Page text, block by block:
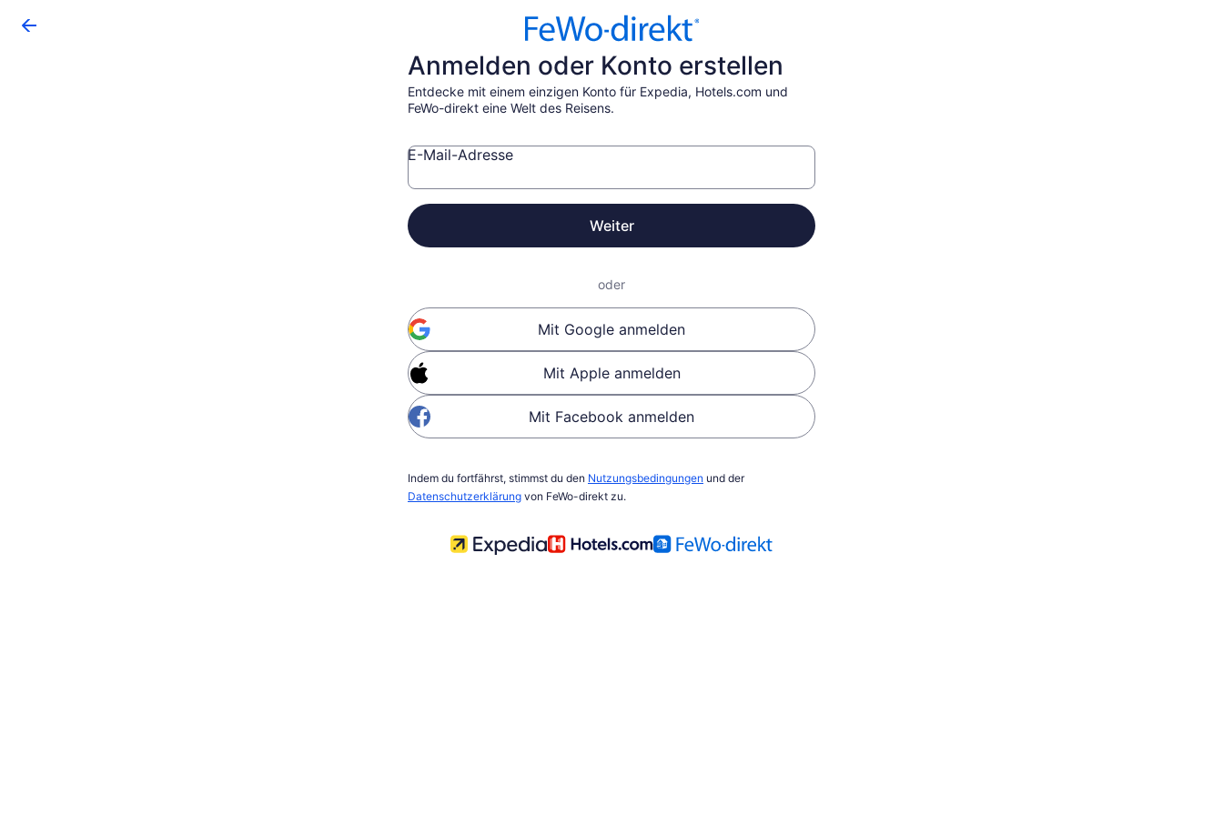
Anmelden oder Konto erstellen
Entdecke mit einem einzigen Konto für Expedia, Hotels.com und
FeWo-direkt eine Welt des Reisens.
E-Mail-Adresse
Weiter
oder
Mit Google anmelden
Mit Apple anmelden
Mit Facebook anmelden
Indem du fortfährst, stimmst du den Nutzungsbedingungen und der
Datenschutzerklärung von FeWo-direkt zu.